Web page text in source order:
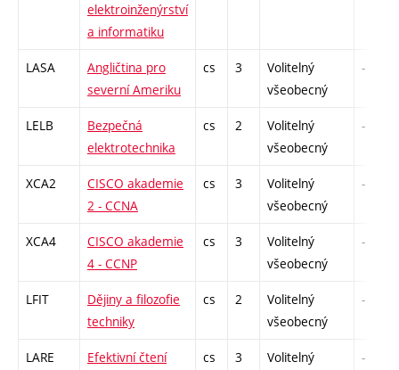
elektroinženýrství
a informatiku
LASA
Angličtina pro
severní Ameriku
cs 3
Volitelný
všeobecný
-
LELB
Bezpečná
elektrotechnika
cs 2
Volitelný
všeobecný
-
XCA2
CISCO akademie
2 - CCNA
cs 3
Volitelný
všeobecný
-
XCA4
CISCO akademie
4 - CCNP
cs 3
Volitelný
všeobecný
-
LFIT
Dějiny a filozofie
techniky
cs 2
Volitelný
všeobecný
-
LARE
Efektivní čtení
cs 3
Volitelný
-